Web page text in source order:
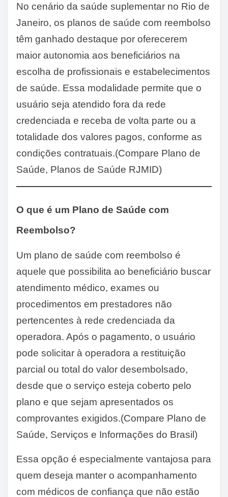
No cenário da saúde suplementar no Rio de
Janeiro, os planos de saúde com reembolso
têm ganhado destaque por oferecerem
maior autonomia aos beneficiários na
escolha de profissionais e estabelecimentos
de saúde. Essa modalidade permite que o
usuário seja atendido fora da rede
credenciada e receba de volta parte ou a
totalidade dos valores pagos, conforme as
condições contratuais.(Compare Plano de
Saúde, Planos de Saúde RJMID)
O que é um Plano de Saúde com
Reembolso?
Um plano de saúde com reembolso é
aquele que possibilita ao beneficiário buscar
atendimento médico, exames ou
procedimentos em prestadores não
pertencentes à rede credenciada da
operadora. Após o pagamento, o usuário
pode solicitar à operadora a restituição
parcial ou total do valor desembolsado,
desde que o serviço esteja coberto pelo
plano e que sejam apresentados os
comprovantes exigidos.(Compare Plano de
Saúde, Serviços e Informações do Brasil)
Essa opção é especialmente vantajosa para
quem deseja manter o acompanhamento
com médicos de confiança que não estão